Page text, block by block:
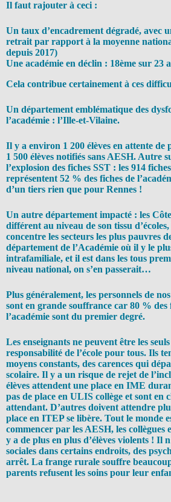
Il faut rajouter à ceci :
Un taux d’encadrement dégradé, avec
retrait par rapport à la moyenne
depuis 2017)
Une académie en déclin : 18ème sur 23
Cela contribue certainement à ces
Un département emblématique des
l’académie : l’Ille-et-Vilaine.
Il y a environ 1 200 élèves en attente
1 500 élèves notifiés sans AESH. Autre
l’explosion des fiches SST : les 914
représentent 52 % des fiches de
d’un tiers rien que pour Rennes !
Un autre département impacté : les
différent au niveau de son tissu
concentre les secteurs les plus pauvres
département de l’Académie où il y le
intrafamiliale, et il est dans les tous
niveau national, on s’en passerait…
Plus généralement, les personnels de
sont en grande souffrance car 80 % des
l’académie sont du premier degré.
Les enseignants ne peuvent être les
responsabilité de l’école pour tous. Ils
moyens constants, des carences qui
scolaire. Il y a un risque de rejet de
élèves attendent une place en IME
pas de place en ULIS collège et sont en
attendant. D’autres doivent attendre
place en ITEP se libère. Tout le monde
commencer par les AESH, les collègues
y a de plus en plus d’élèves violents ! Il
sociales dans certains endroits, des
arrêt. La frange rurale souffre
parents refusent les soins pour leur